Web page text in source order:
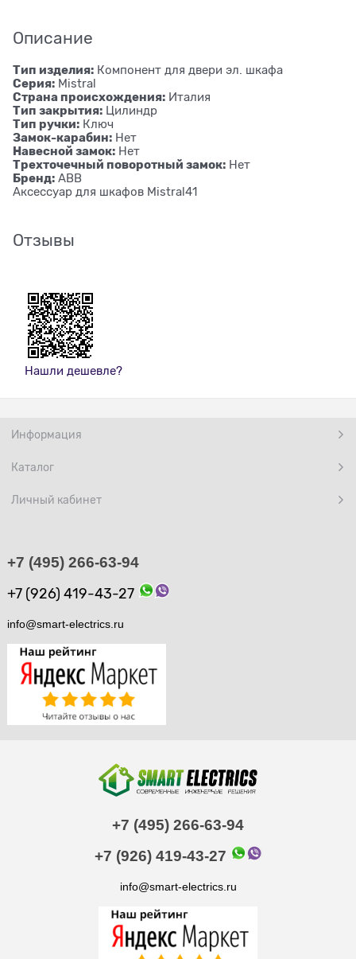
Описание
Тип изделия: Компонент для двери эл. шкафа
Серия: Mistral
Страна происхождения: Италия
Тип закрытия: Цилиндр
Тип ручки: Ключ
Замок-карабин: Нет
Навесной замок: Нет
Трехточечный поворотный замок: Нет
Бренд: ABB
Аксессуар для шкафов Mistral41
Отзывы
Нашли дешевле?
Информация
Каталог
Личный кабинет
+7 (495) 266-63-94
+7 (926) 419-43-27
info@smart-electrics.ru
+7 (495) 266-63-94
+7 (926) 419-43-27
info@smart-electrics.ru